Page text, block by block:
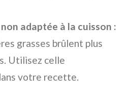
adaptée à la cuisson :
grasses brûlent plus
Utilisez celle
votre recette.